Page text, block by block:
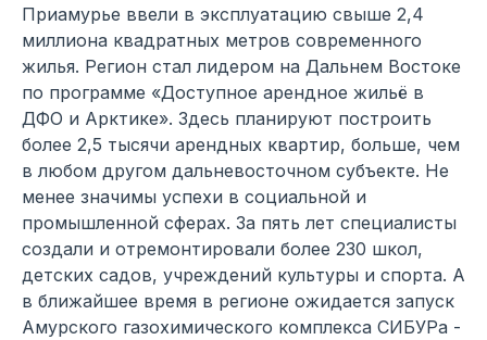
Приамурье ввели в эксплуатацию свыше 2,4
миллиона квадратных метров современного
жилья. Регион стал лидером на Дальнем Востоке
по программе «Доступное арендное жильё в
ДФО и Арктике». Здесь планируют построить
более 2,5 тысячи арендных квартир, больше, чем
в любом другом дальневосточном субъекте. Не
менее значимы успехи в социальной и
промышленной сферах. За пять лет специалисты
создали и отремонтировали более 230 школ,
детских садов, учреждений культуры и спорта. А
в ближайшее время в регионе ожидается запуск
Амурского газохимического комплекса СИБУРа -